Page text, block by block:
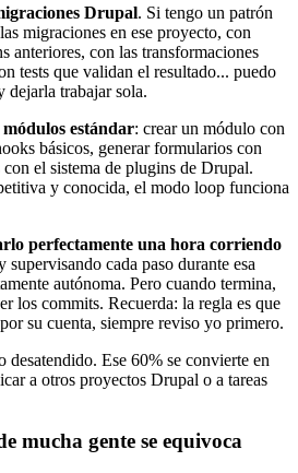
Drupal. Si tengo un patrón
migraciones en ese proyecto, con
anteriores, con las transformaciones
tests que validan el resultado... puedo
trabajar sola.
módulos estándar: crear un módulo con
básicos, generar formularios con
el sistema de plugins de Drupal.
y conocida, el modo loop funciona
perfectamente una hora corriendo
supervisando cada paso durante esa
autónoma. Pero cuando termina,
los commits. Recuerda: la regla es que
su cuenta, siempre reviso yo primero.
desatendido. Ese 60% se convierte en
a otros proyectos Drupal o a tareas
mucha gente se equivoca